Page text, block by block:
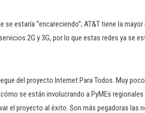
se estaría “encareciendo”; AT&T tiene la
2G y 3G, por lo que estas redes ya se
del proyecto Internet Para Todos. Muy
se están involucrando a PyMEs
el proyecto al éxito. Son más pegadoras las